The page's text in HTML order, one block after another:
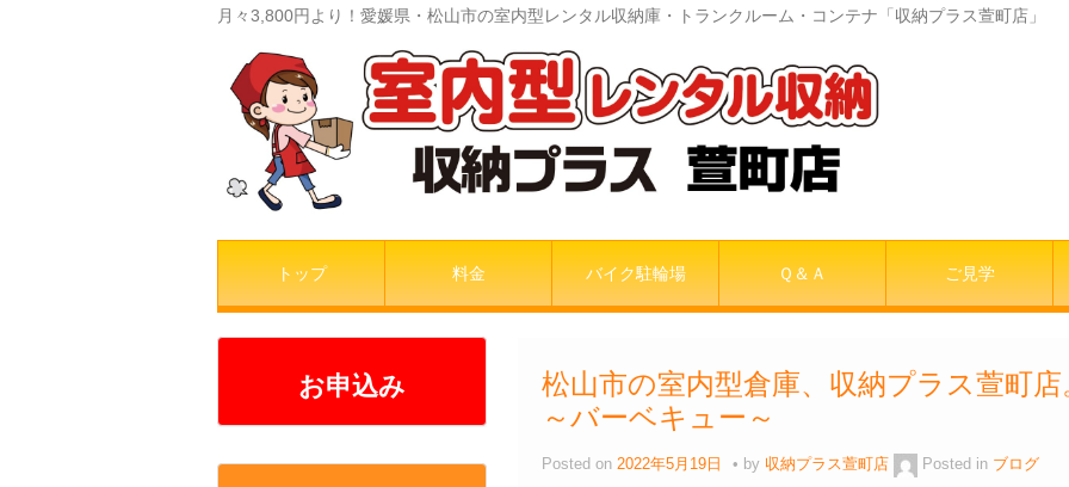
月々3,800円より！愛媛県・松山市の室内型レンタル収納庫・トランクルーム・コンテナ「収納プラス萱町店」
トップ 料金 バイク駐輪場 Ｑ＆Ａ ご見学
お申込み
松山市の室内型倉庫、収納プラス萱
～バーベキュー～
Posted on2022年5月19日 by 収納プラス萱町店 Posted in ブログ